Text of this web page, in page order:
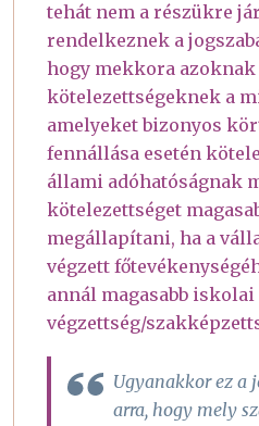
tehát nem a részükre
rendelkeznek a
hogy mekkora azoknak
kötelezettségeknek a
amelyeket bizonyos
fennállása esetén
állami adóhatóságnak
kötelezettséget
megállapítani, ha a
végzett
annál magasabb iskolai
végzettség/
Ugyanakkor ez a
arra, hogy mely